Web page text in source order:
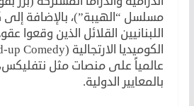
مسلسل “الهيبة”)، بالإضافة إلى
اللبنانيين القلائل الذين وقعوا
عالمياً على منصات مثل
بالمعايير الدولية.